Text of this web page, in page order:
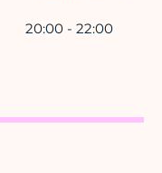
20:00 - 22:00